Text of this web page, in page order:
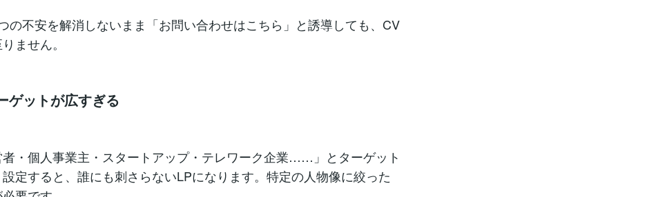
の不安を解消しないまま「お問い合わせはこちら」と誘導しても、CV
ません。
ゲットが広すぎる
者・個人事業主・スタートアップ・テレワーク企業……」とターゲット
設定すると、誰にも刺さらないLPになります。特定の人物像に絞った